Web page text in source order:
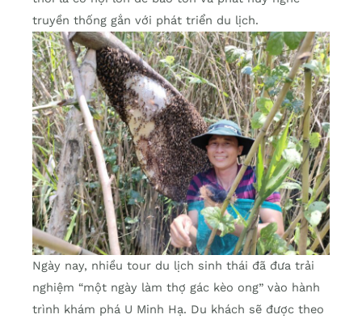
truyền thống gắn với phát triển du lịch.
Ngày nay, nhiều tour du lịch sinh thái đã đưa trải
nghiệm “một ngày làm thợ gác kèo ong” vào hành
trình khám phá U Minh Hạ. Du khách sẽ được theo